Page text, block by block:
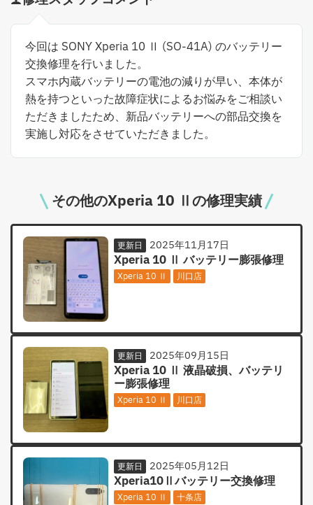
今回は SONY Xperia 10 Ⅱ (SO-41A) のバッテリー
交換修理を行いました。
スマホ内蔵バッテリーの電池の減りが早い、本体が
熱を持つといった故障症状によるお悩みをご相談い
ただきましたため、新品バッテリーへの部品交換を
実施し対応をさせていただきました。
その他のXperia 10 Ⅱの修理実績
更新日 2025年11月17日
Xperia 10 Ⅱ バッテリー膨張修理
Xperia 10 Ⅱ 川口店
更新日 2025年09月15日
Xperia 10 Ⅱ 液晶破損、バッテリ
ー膨張修理
Xperia 10 Ⅱ 川口店
更新日 2025年05月12日
Xperia10Ⅱバッテリー交換修理
Xperia 10 Ⅱ 十条店